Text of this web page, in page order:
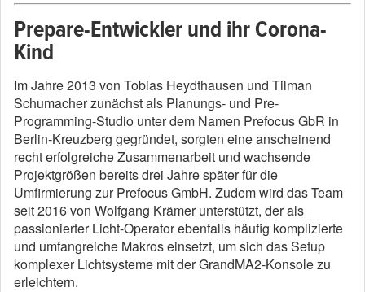
Prepare-Entwickler und ihr Corona-
Kind
Im Jahre 2013 von Tobias Heydthausen und Tilman
Schumacher zunächst als Planungs- und Pre-
Programming-Studio unter dem Namen Prefocus GbR in
Berlin-Kreuzberg gegründet, sorgten eine anscheinend
recht erfolgreiche Zusammenarbeit und wachsende
Projektgrößen bereits drei Jahre später für die
Umfirmierung zur Prefocus GmbH. Zudem wird das Team
seit 2016 von Wolfgang Krämer unterstützt, der als
passionierter Licht-Operator ebenfalls häufig komplizierte
und umfangreiche Makros einsetzt, um sich das Setup
komplexer Lichtsysteme mit der GrandMA2-Konsole zu
erleichtern.